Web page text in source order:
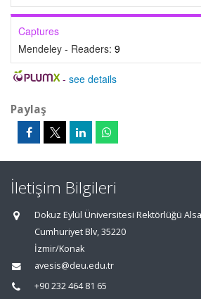
Captures
Mendeley - Readers: 9
- see details
Paylaş
İletişim Bilgileri
Dokuz Eylül Üniversitesi Rektörlüğü
Cumhuriyet Blv, 35220
İzmir/Konak
avesis@deu.edu.tr
+90 232 464 81 65